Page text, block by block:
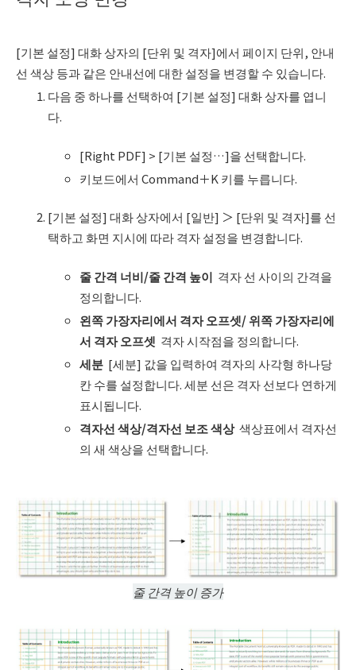
[기본 설정] 대화 상자의 [단위 및 격자]에서 페이지 단위, 안내
선 색상 등과 같은 안내선에 대한 설정을 변경할 수 있습니다.
다음 중 하나를 선택하여 [기본 설정] 대화 상자를 엽니
다.
[Right PDF] > [기본 설정…]을 선택합니다.
키보드에서 Command＋K 키를 누릅니다.
[기본 설정] 대화 상자에서 [일반] ＞ [단위 및 격자]를 선
택하고 화면 지시에 따라 격자 설정을 변경합니다.
줄 간격 너비/줄 간격 높이 격자 선 사이의 간격을
정의합니다.
왼쪽 가장자리에서 격자 오프셋/위쪽 가장자리에
서 격자 오프셋 격자 시작점을 정의합니다.
세분 [세분] 값을 입력하여 격자의 사각형 하나당
칸 수를 설정합니다. 세분 선은 격자 선보다 연하게
표시됩니다.
격자선 색상/격자선 보조 색상색상표에서 격자선
의 새 색상을 선택합니다.
줄 간격 높이 증가